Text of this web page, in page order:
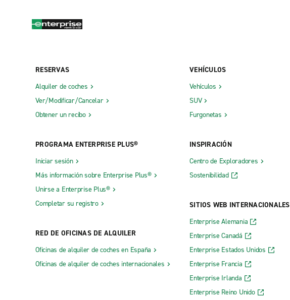
RESERVAS
Alquiler de coches
Ver/Modificar/Cancelar
Obtener un recibo
PROGRAMA ENTERPRISE PLUS®
Iniciar sesión
Más información sobre Enterprise Plus®
Unirse a Enterprise Plus®
Completar su registro
RED DE OFICINAS DE ALQUILER
Oficinas de alquiler de coches en España
Oficinas de alquiler de coches internacionales
VEHÍCULOS
Vehículos
SUV
Furgonetas
INSPIRACIÓN
Centro de Exploradores
Sostenibilidad
SITIOS WEB INTERNACIONALES
Enterprise Alemania
Enterprise Canadá
Enterprise Estados Unidos
Enterprise Francia
Enterprise Irlanda
Enterprise Reino Unido